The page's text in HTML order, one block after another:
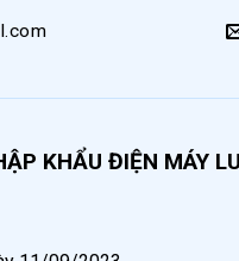
KHẨU ĐIỆN MÁY